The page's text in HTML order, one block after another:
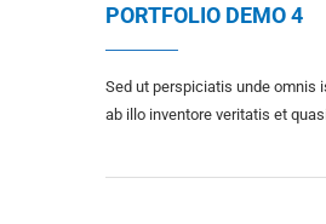
PORTFOLIO DEMO 4
Sed ut perspiciatis unde omnis
ab illo inventore veritatis et